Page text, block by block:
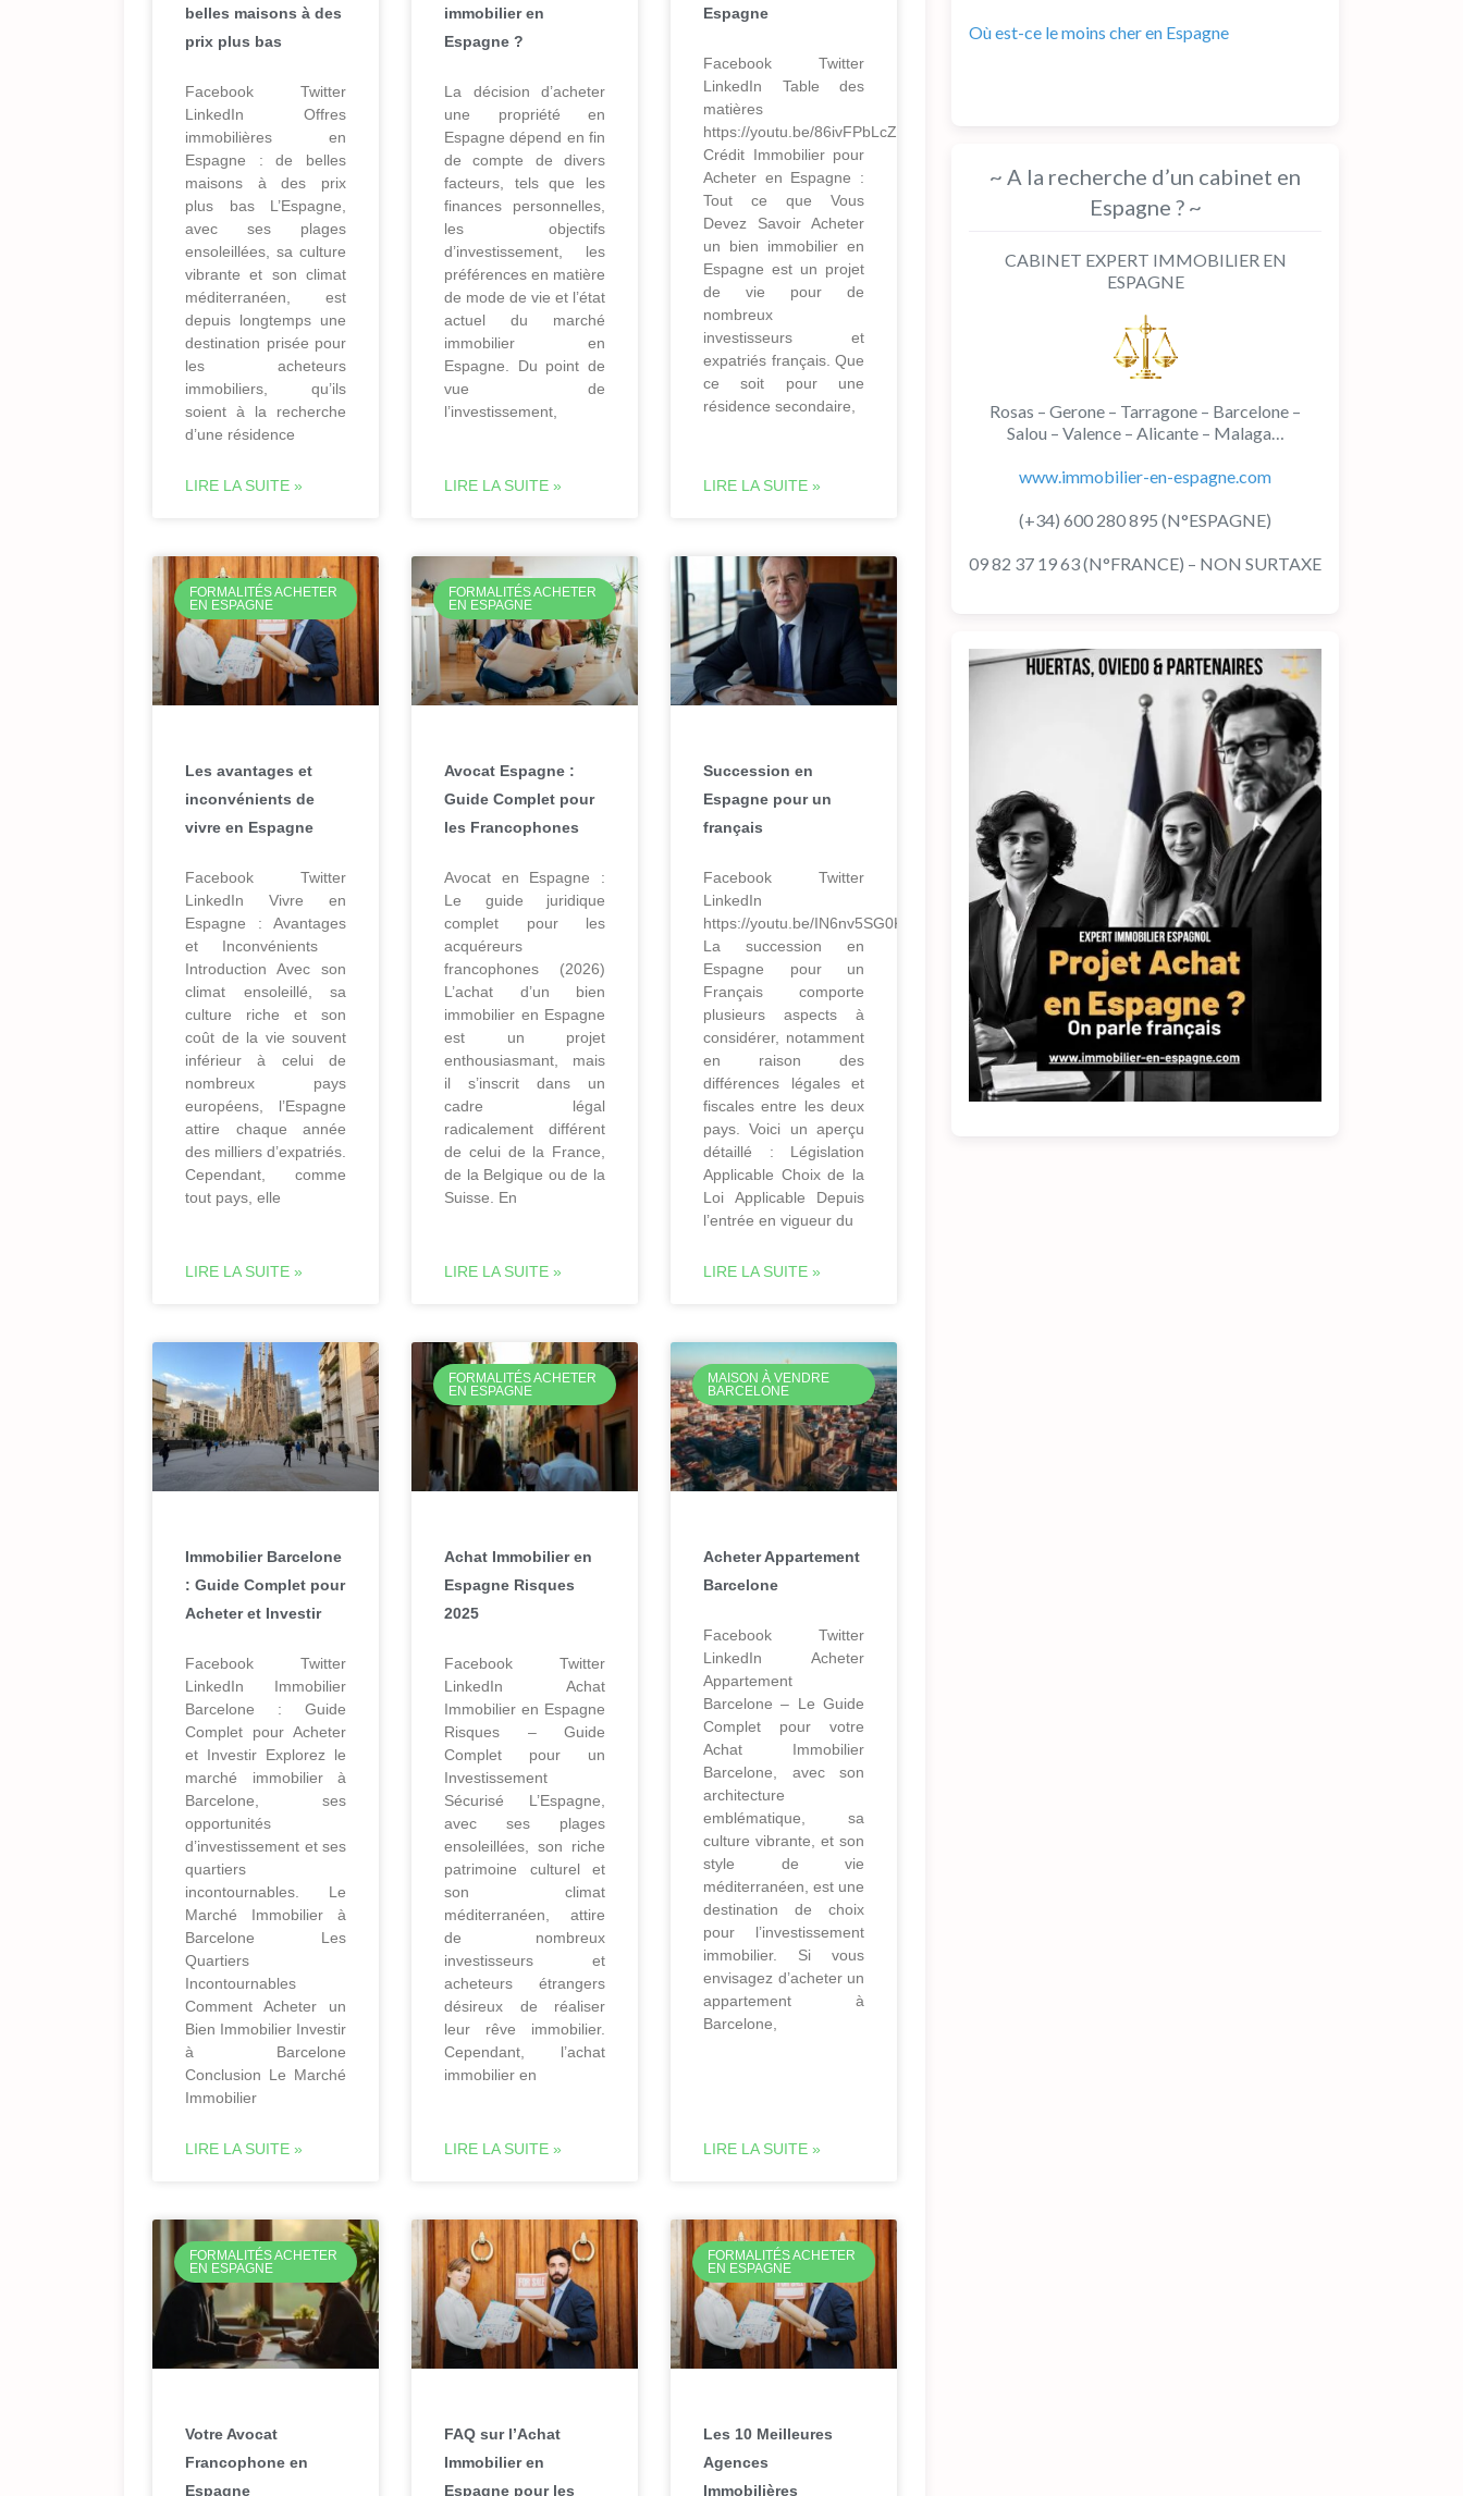
belles maisons à des
prix plus bas
Facebook Twitter
LinkedIn Offres
immobilières en
Espagne : de belles
maisons à des prix
plus bas L’Espagne,
avec ses plages
ensoleillées, sa culture
vibrante et son climat
méditerranéen, est
depuis longtemps une
destination prisée pour
les acheteurs
immobiliers, qu’ils
soient à la recherche
d’une résidence
LIRE LA SUITE »
immobilier en
Espagne ?
La décision d’acheter
une propriété en
Espagne dépend en fin
de compte de divers
facteurs, tels que les
finances personnelles,
les objectifs
d’investissement, les
préférences en matière
de mode de vie et l’état
actuel du marché
immobilier en
Espagne. Du point de
vue de
l’investissement,
LIRE LA SUITE »
Espagne
Facebook Twitter
LinkedIn Table des
matières
https://youtu.be/86ivFPbLcZs
Crédit Immobilier pour
Acheter en Espagne :
Tout ce que Vous
Devez Savoir Acheter
un bien immobilier en
Espagne est un projet
de vie pour de
nombreux
investisseurs et
expatriés français. Que
ce soit pour une
résidence secondaire,
LIRE LA SUITE »
FORMALITÉS ACHETER
EN ESPAGNE
Les avantages et
inconvénients de
vivre en Espagne
Facebook Twitter
LinkedIn Vivre en
Espagne : Avantages
et Inconvénients
Introduction Avec son
climat ensoleillé, sa
culture riche et son
coût de la vie souvent
inférieur à celui de
nombreux pays
européens, l’Espagne
attire chaque année
des milliers d’expatriés.
Cependant, comme
tout pays, elle
LIRE LA SUITE »
FORMALITÉS ACHETER
EN ESPAGNE
Avocat Espagne :
Guide Complet pour
les Francophones
Avocat en Espagne :
Le guide juridique
complet pour les
acquéreurs
francophones (2026)
L’achat d’un bien
immobilier en Espagne
est un projet
enthousiasmant, mais
il s’inscrit dans un
cadre légal
radicalement différent
de celui de la France,
de la Belgique ou de la
Suisse. En
LIRE LA SUITE »
Succession en
Espagne pour un
français
Facebook Twitter
LinkedIn
https://youtu.be/IN6nv5SG0Ko
La succession en
Espagne pour un
Français comporte
plusieurs aspects à
considérer, notamment
en raison des
différences légales et
fiscales entre les deux
pays. Voici un aperçu
détaillé : Législation
Applicable Choix de la
Loi Applicable Depuis
l’entrée en vigueur du
LIRE LA SUITE »
Immobilier Barcelone
: Guide Complet pour
Acheter et Investir
Facebook Twitter
LinkedIn Immobilier
Barcelone : Guide
Complet pour Acheter
et Investir Explorez le
marché immobilier à
Barcelone, ses
opportunités
d’investissement et ses
quartiers
incontournables. Le
Marché Immobilier à
Barcelone Les
Quartiers
Incontournables
Comment Acheter un
Bien Immobilier Investir
à Barcelone
Conclusion Le Marché
Immobilier
LIRE LA SUITE »
FORMALITÉS ACHETER
EN ESPAGNE
Achat Immobilier en
Espagne Risques
2025
Facebook Twitter
LinkedIn Achat
Immobilier en Espagne
Risques – Guide
Complet pour un
Investissement
Sécurisé L’Espagne,
avec ses plages
ensoleillées, son riche
patrimoine culturel et
son climat
méditerranéen, attire
de nombreux
investisseurs et
acheteurs étrangers
désireux de réaliser
leur rêve immobilier.
Cependant, l’achat
immobilier en
LIRE LA SUITE »
MAISON À VENDRE
BARCELONE
Acheter Appartement
Barcelone
Facebook Twitter
LinkedIn Acheter
Appartement
Barcelone – Le Guide
Complet pour votre
Achat Immobilier
Barcelone, avec son
architecture
emblématique, sa
culture vibrante, et son
style de vie
méditerranéen, est une
destination de choix
pour l’investissement
immobilier. Si vous
envisagez d’acheter un
appartement à
Barcelone,
LIRE LA SUITE »
FORMALITÉS ACHETER
EN ESPAGNE
Votre Avocat
Francophone en
Espagne
FAQ sur l’Achat
Immobilier en
Espagne pour les
FORMALITÉS ACHETER
EN ESPAGNE
Les 10 Meilleures
Agences
Immobilières
Où est-ce le moins cher en Espagne
~ A la recherche d’un cabinet en
Espagne ? ~
CABINET EXPERT IMMOBILIER EN
ESPAGNE
Rosas – Gerone – Tarragone – Barcelone –
Salou – Valence – Alicante – Malaga…
www.immobilier-en-espagne.com
(+34) 600 280 895 (N°ESPAGNE)
09 82 37 19 63 (N°FRANCE) – NON SURTAXE